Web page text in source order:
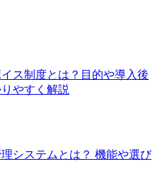
ス制度とは？目的や導入後
やすく解説
システムとは？ 機能や選び